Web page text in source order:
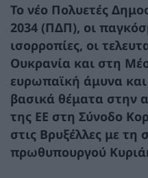
Το νέο Πολυετές
2034 (ΠΔΠ), οι
ισορροπίες, οι
Ουκρανία και στη
ευρωπαϊκή άμυνα
βασικά θέματα στην
της ΕΕ στη Σύνοδο
στις Βρυξέλλες με τη
πρωθυπουργού